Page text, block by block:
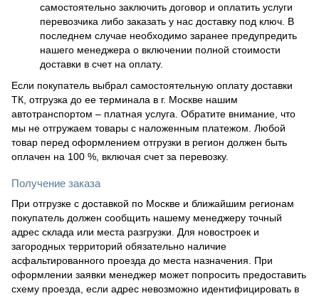
самостоятельно заключить договор и оплатить услуги
перевозчика либо заказать у нас доставку под ключ. В
последнем случае необходимо заранее предупредить
нашего менеджера о включении полной стоимости
доставки в счет на оплату.
Если покупатель выбрал самостоятельную оплату доставки
ТК, отгрузка до ее терминала в г. Москве нашим
автотранспортом – платная услуга. Обратите внимание, что
мы не отгружаем товары с наложенным платежом. Любой
товар перед оформлением отгрузки в регион должен быть
оплачен на 100 %, включая счет за перевозку.
Получение заказа
При отгрузке с доставкой по Москве и ближайшим регионам
покупатель должен сообщить нашему менеджеру точный
адрес склада или места разгрузки. Для новостроек и
загородных территорий обязательно наличие
асфальтированного проезда до места назначения. При
оформлении заявки менеджер может попросить предоставить
схему проезда, если адрес невозможно идентифицировать в